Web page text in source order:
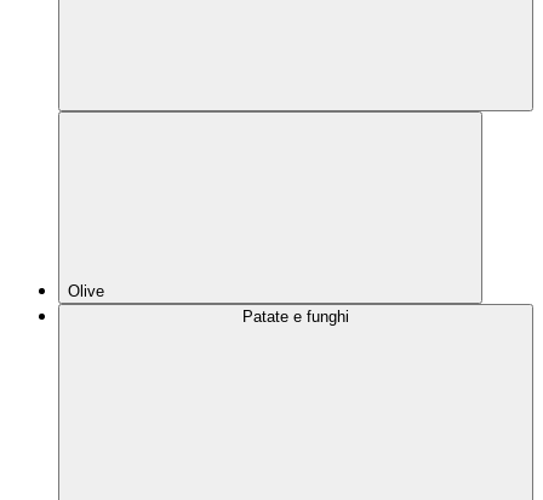
Olive
Patate e funghi